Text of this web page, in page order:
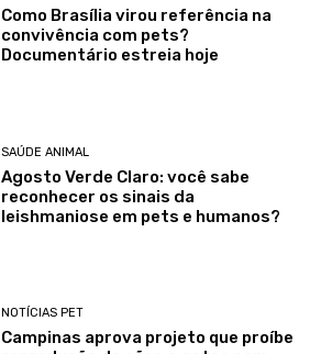
Como Brasília virou referência na
convivência com pets?
Documentário estreia hoje
SAÚDE ANIMAL
Agosto Verde Claro: você sabe
reconhecer os sinais da
leishmaniose em pets e humanos?
NOTÍCIAS PET
Campinas aprova projeto que proíbe